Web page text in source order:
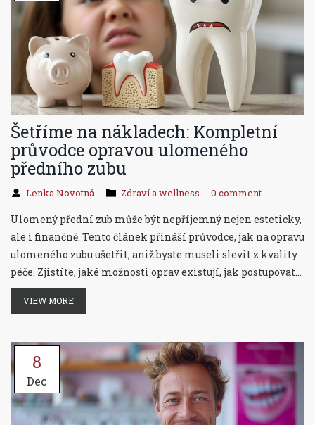
Šetříme na nákladech: Kompletní
průvodce opravou ulomeného
předního zubu
Lenka Novotná Zdraví a wellness 0 comment
Ulomený přední zub může být nepříjemný nejen esteticky,
ale i finančně. Tento článek přináší průvodce, jak na opravu
ulomeného zubu ušetřit, aniž byste museli slevit z kvality
péče. Zjistíte, jaké možnosti oprav existují, jak postupovat
krok za krokem při výběru správného zubního lékaře a jak
pomocí pravidelné péče a preventivních opatření předejít
VIEW MORE
8
Dec